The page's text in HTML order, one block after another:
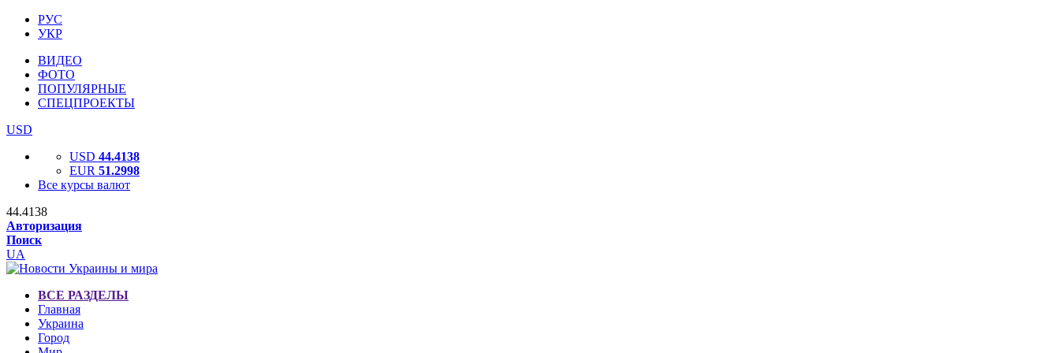
РУС
УКР
ВИДЕО
ФОТО
ПОПУЛЯРНЫЕ
СПЕЦПРОЕКТЫ
USD
USD 44.4138
EUR 51.2998
Все курсы валют
44.4138
Авторизация
Поиск
UA
ВСЕ РАЗДЕЛЫ
Главная
Украина
Город